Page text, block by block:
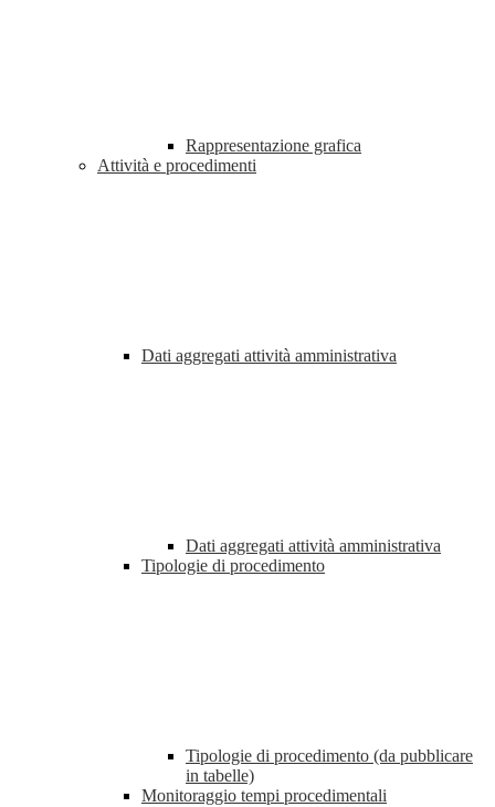
Rappresentazione grafica
Attività e procedimenti
Dati aggregati attività amministrativa
Dati aggregati attività amministrativa
Tipologie di procedimento
Tipologie di procedimento (da pubblicare
in tabelle)
Monitoraggio tempi procedimentali